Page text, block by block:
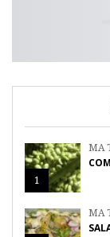
1
MA
MA